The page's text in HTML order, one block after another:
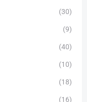
(30)
(9)
(40)
(10)
(18)
(16)